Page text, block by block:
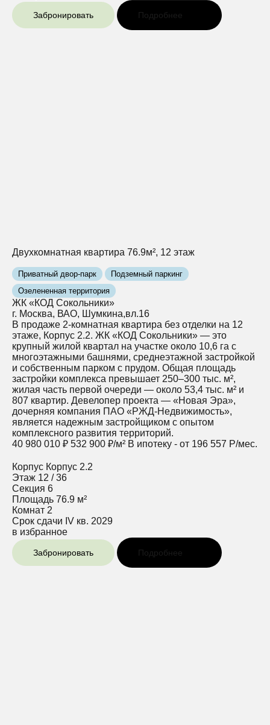
Забронировать Подробнее
Двухкомнатная квартира 76.9м², 12 этаж
Приватный двор-парк
Подземный паркинг
Озелененная территория
ЖК «КОД Сокольники»
г. Москва, ВАО, Шумкина,вл.16
В продаже 2-комнатная квартира без отделки на 12
этаже, Корпус 2.2. ЖК «КОД Сокольники» — это
крупный жилой квартал на участке около 10,6 га с
многоэтажными башнями, среднеэтажной застройкой
и собственным парком с прудом. Общая площадь
застройки комплекса превышает 250–300 тыс. м²,
жилая часть первой очереди — около 53,4 тыс. м² и
807 квартир. Девелопер проекта — «Новая Эра»,
дочерняя компания ПАО «РЖД‑Недвижимость»,
является надежным застройщиком с опытом
комплексного развития территорий.
40 980 010 ₽ 532 900 ₽/м² В ипотеку - от 196 557 Р/мес.
Корпус Корпус 2.2
Этаж 12 / 36
Секция 6
Площадь 76.9 м²
Комнат 2
Срок сдачи IV кв. 2029
в избранное
Забронировать Подробнее